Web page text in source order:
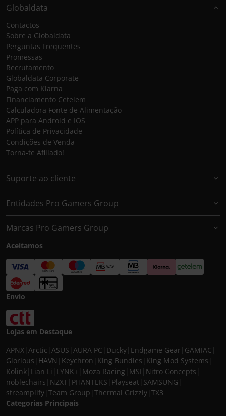
Globaldata
Contactos
Sobre a Globaldata
Perguntas Frequentes
Promessas
Recrutamento
Globaldata Corporate
Paga com Klarna
Financiamento Cetelem
Calculadora Fonte de Alimentação
APP para Android e IOS
Política de Privacidade
Condições de Venda
Torna-te Afiliado!
Suporte ao cliente
Entidades Pro Gamers Group
Marcas Pro Gamers Group
Aceitamos
Envio
Lojas em Destaque
APNX Arctic ASUS AURA PC Ducky Endgame Gear GAMIAC
Glorious HAVN Keychron King Bundles King Mod Systems
Kolink Lian Li LYNK+ Moza Racing MSI Nitro Concepts
noblechairs NZXT PHANTEKS Playseat SAMSUNG
streamplify Team Group Thermal Grizzly TX3
Categorias Principais